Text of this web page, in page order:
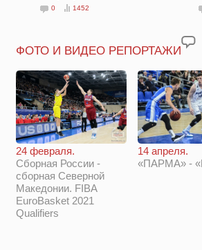
0 1452
ФОТО И ВИДЕО РЕПОРТАЖИ
24 февраля.
Сборная России -
сборная Северной
Македонии. FIBA
EuroBasket 2021
Qualifiers
14 апреля.
«ПАРМА» -